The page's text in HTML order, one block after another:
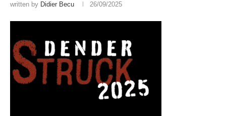
written by Didier Becu 26/09/2025